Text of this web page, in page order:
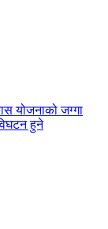
योजनाको जग्गा
हुने